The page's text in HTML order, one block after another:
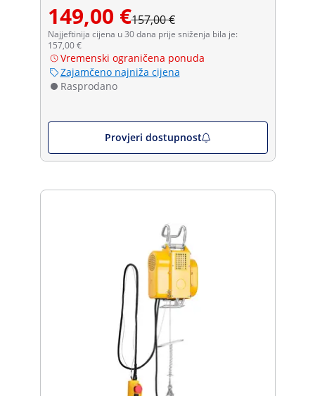
149,00 €157,00 €
Najjeftinija cijena u 30 dana prije sniženja bila je:
157,00 €
Vremenski ograničena ponuda
Zajamčeno najniža cijena
Rasprodano
Provjeri dostupnost